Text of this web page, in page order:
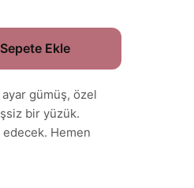
Sepete Ekle
ayar gümüş, özel
bir yüzük.
edecek. Hemen